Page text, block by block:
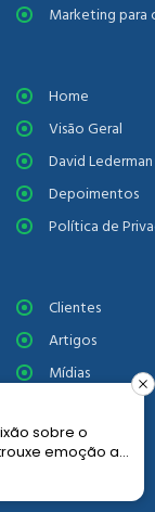
Marketing para
Home
Visão Geral
David Lederman
Depoimentos
Política de
Clientes
Artigos
Mídias
Contato